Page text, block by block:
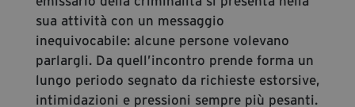
sua attività con un messaggio
inequivocabile: alcune persone volevano
parlargli. Da quell’incontro prende forma un
lungo periodo segnato da richieste estorsive,
intimidazioni e pressioni sempre più pesanti.